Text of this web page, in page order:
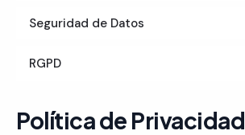
Seguridad de Datos
RGPD
Política de Privacidad